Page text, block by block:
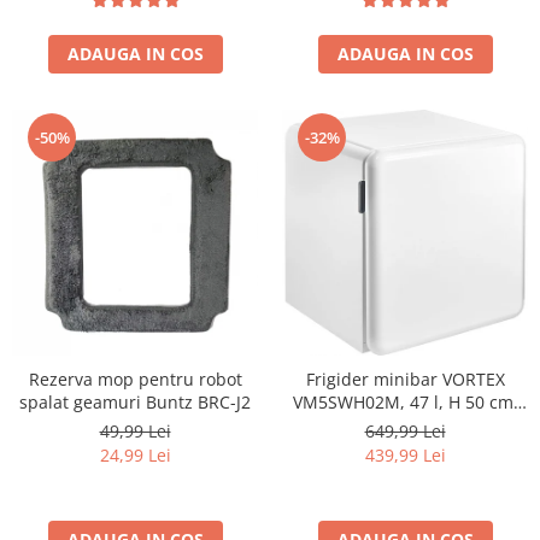
ADAUGA IN COS
LED, 3 rafturi din sticla
frigider, 3 sertare congelator,
Usa reversibila
ADAUGA IN COS
-50%
Rezerva mop pentru robot
spalat geamuri Buntz BRC-J2
49,99 Lei
24,99 Lei
-32%
Frigider minibar VORTEX
VM5SWH02M, 47 l, H 50 cm,
Clasa E, alb
649,99 Lei
439,99 Lei